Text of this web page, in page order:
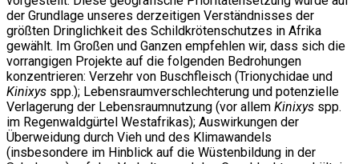
der Grundlage unseres derzeitigen Verständnisses der
größten Dringlichkeit des Schildkrötenschutzes in Afrika
gewählt. Im Großen und Ganzen empfehlen wir, dass sich die
vorrangigen Projekte auf die folgenden Bedrohungen
konzentrieren: Verzehr von Buschfleisch (Trionychidae und
Kinixys spp.); Lebensraumverschlechterung und potenzielle
Verlagerung der Lebensraumnutzung (vor allem Kinixys spp.
im Regenwaldgürtel Westafrikas); Auswirkungen der
Überweidung durch Vieh und des Klimawandels
(insbesondere im Hinblick auf die Wüstenbildung in der